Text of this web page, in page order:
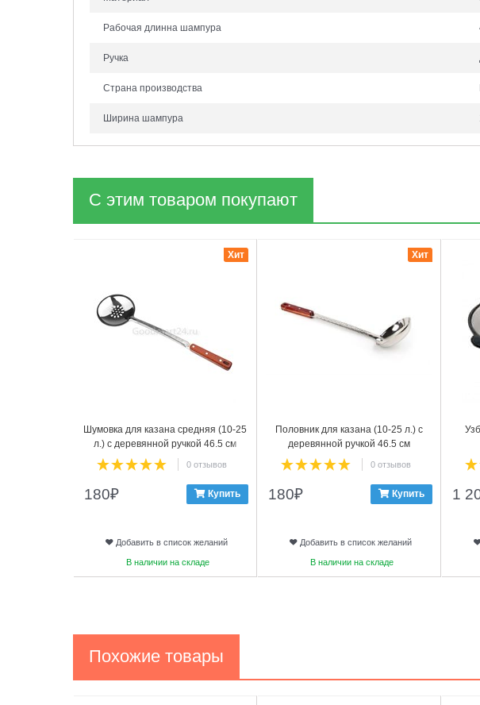
Рабочая длинна шампура
Ручка
Страна производства
Ширина шампура
С этим товаром покупают
Шумовка для казана средняя (10-25
л.) с деревянной ручкой 46.5 см
0 отзывов
Хит
180₽ Купить
Добавить в список желаний
В наличии на складе
Половник для казана (10-25 л.) с
деревянной ручкой 46.5 см
0 отзывов
Хит
180₽ Купить
Добавить в список желаний
В наличии на складе
1
Похожие товары